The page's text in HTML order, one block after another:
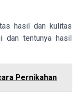
hasil dan kulitas
dan tentunya hasil
Pernikahan